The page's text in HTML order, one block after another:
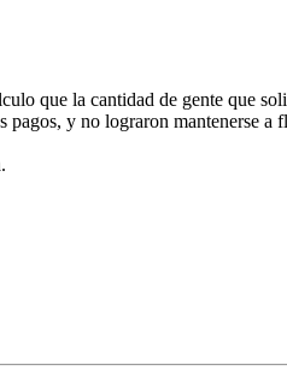
que la cantidad de gente que
y no lograron mantenerse a